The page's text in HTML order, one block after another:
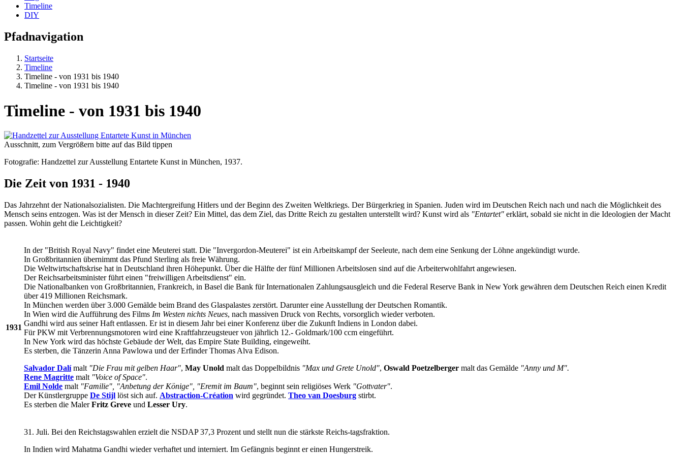
Timeline
DIY
Pfadnavigation
Startseite
Timeline
Timeline - von 1931 bis 1940
Timeline - von 1931 bis 1940
Timeline - von 1931 bis 1940
Ausschnitt, zum Vergrößern bitte auf das Bild tippen
Fotografie: Handzettel zur Ausstellung Entartete Kunst in München, 1937.
Die Zeit von 1931 - 1940
Das Jahrzehnt der Nationalsozialisten. Die Machtergreifung Hitlers und der Beginn des Zweiten Weltkriegs. Der Bürgerkrieg in Spanien. Juden wird im Deutschen Reich nach und nach die Möglichkeit des
Mensch seins entzogen. Was ist der Mensch in dieser Zeit? Ein Mittel, das dem Ziel, das Dritte Reich zu gestalten unterstellt wird? Kunst wird als "Entartet" erklärt, sobald sie nicht in die Ideologien der Macht
passen. Wohin geht die Leichtigkeit?
1931
In der "British Royal Navy" findet eine Meuterei statt. Die "Invergordon-Meuterei" ist ein Arbeitskampf der Seeleute, nach dem eine Senkung der Löhne angekündigt wurde.
In Großbritannien übernimmt das Pfund Sterling als freie Währung.
Die Weltwirtschaftskrise hat in Deutschland ihren Höhepunkt. Über die Hälfte der fünf Millionen Arbeitslosen sind auf die Arbeiterwohlfahrt angewiesen.
Der Reichsarbeitsminister führt einen "freiwilligen Arbeitsdienst" ein.
Die Nationalbanken von Großbritannien, Frankreich, in Basel die Bank für Internationalen Zahlungsausgleich und die Federal Reserve Bank in New York gewähren dem Deutschen Reich einen Kredit
über 419 Millionen Reichsmark.
In München werden über 3.000 Gemälde beim Brand des Glaspalastes zerstört. Darunter eine Ausstellung der Deutschen Romantik.
In Wien wird die Aufführung des Films Im Westen nichts Neues, nach massiven Druck von Rechts, vorsorglich wieder verboten.
Gandhi wird aus seiner Haft entlassen. Er ist in diesem Jahr bei einer Konferenz über die Zukunft Indiens in London dabei.
Für PKW mit Verbrennungsmotoren wird eine Kraftfahrzeugsteuer von jährlich 12.- Goldmark/100 ccm eingeführt.
In New York wird das höchste Gebäude der Welt, das Empire State Building, eingeweiht.
Es sterben, die Tänzerin Anna Pawlowa und der Erfinder Thomas Alva Edison.
Salvador Dalímalt "Die Frau mit gelben Haar", May Unold malt das Doppelbildnis "Max und Grete Unold", Oswald Poetzelberger malt das Gemälde "Anny und M".
Rene Magritte malt "Voice of Space".
Emil Nolde malt "Familie", "Anbetung der Könige", "Eremit im Baum", beginnt sein religiöses Werk "Gottvater".
Der Künstlergruppe De Stijl löst sich auf. Abstraction-Création wird gegründet. Theo van Doesburg stirbt.
Es sterben die MalerFritz Greve und Lesser Ury.
31. Juli. Bei den Reichstagswahlen erzielt die NSDAP 37,3 Prozent und stellt nun die stärkste Reichs-tagsfraktion.
In Indien wird Mahatma Gandhi wieder verhaftet und interniert. Im Gefängnis beginnt er einen Hungerstreik.